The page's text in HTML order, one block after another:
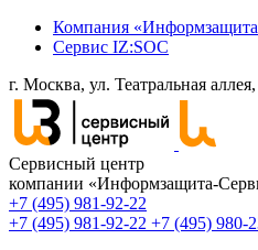
Компания
Сервис IZ:SOC
г. Москва, ул. Театральная
Сервисный центр
компании «Информзащита-
+7 (495) 981-92-22
+7 (495) 981-92-22 +7 (495) 980-